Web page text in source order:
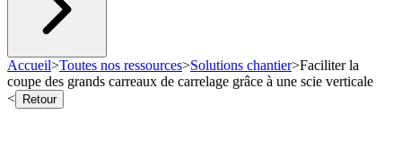
Accueil>Toutes nos ressources>Solutions chantier>Faciliter la
coupe des grands carreaux de carrelage grâce à une scie verticale
<
Retour